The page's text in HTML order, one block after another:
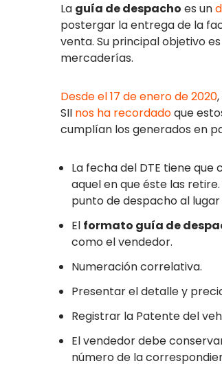
La guía de despacho es un
postergar la entrega de la
venta. Su principal objetivo
mercaderías.
Desde el 17 de enero de 2020
SII nos ha recordadoque
cumplían los generados en
La fecha del DTE tiene
aquel en que éste las
punto de despacho al
El formato guía de
como el vendedor.
Numeración correlativa.
Presentar el detalle y
Registrar la Patente del
El vendedor debe
número de la